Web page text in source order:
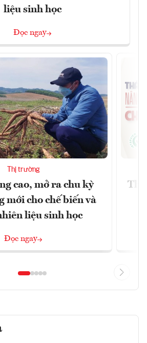
liệu sinh học
Đọc ngay
Thị trường
cao, mở ra chu kỳ
mới cho chế biến và
liệu sinh học
Đọc ngay